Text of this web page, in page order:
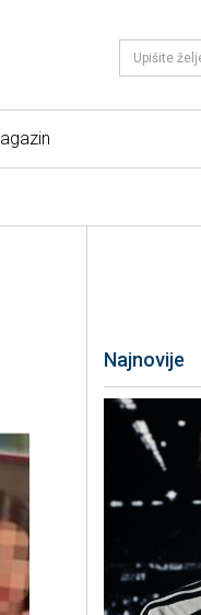
Najnovije